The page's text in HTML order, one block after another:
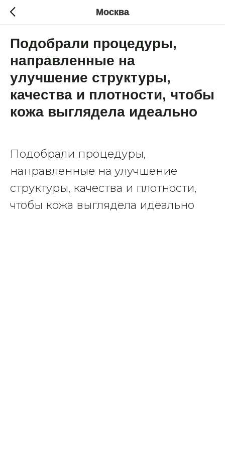
Москва
Подобрали процедуры,
направленные на
улучшение структуры,
качества и плотности, чтобы
кожа выглядела идеально
Подобрали процедуры,
направленные на улучшение
структуры, качества и плотности,
чтобы кожа выглядела идеально